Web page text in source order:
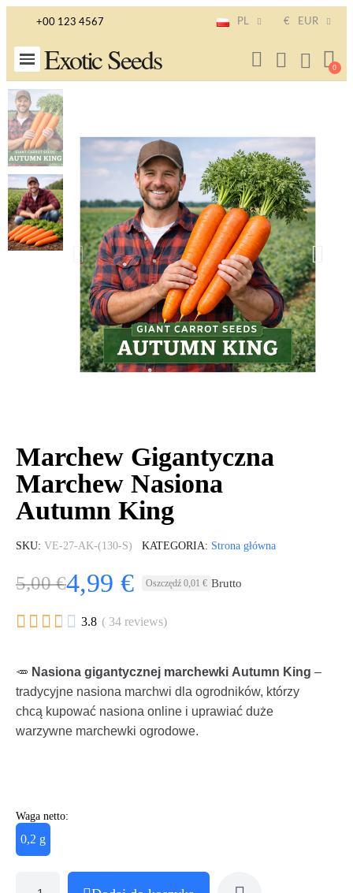
+00 123 4567 PL € EUR
Exotic Seeds
Marchew Gigantyczna
Marchew Nasiona
Autumn King
SKU VE-27-AK-(130-S) KATEGORIA Strona główna
5,00 €4,99 € Oszczędź 0,01 € Brutto
     3.8 ( 34 reviews)
🥕 Nasiona gigantycznej marchewki Autumn King –
tradycyjne nasiona marchwi dla ogrodników, którzy
chcą kupować nasiona online i uprawiać duże
warzywne marchewki ogrodowe.
Waga netto:
0,2 g